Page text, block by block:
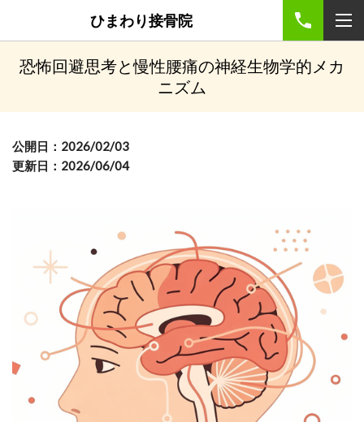
ひまわり接骨院
恐怖回避思考と慢性腰痛の神経生物学的メカ
ニズム
公開日：2026/02/03
更新日：2026/06/04